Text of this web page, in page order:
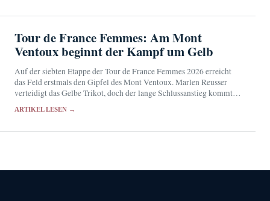
Tour de France Femmes: Am Mont
Ventoux beginnt der Kampf um Gelb
Auf der siebten Etappe der Tour de France Femmes 2026 erreicht
das Feld erstmals den Gipfel des Mont Ventoux. Marlen Reusser
verteidigt das Gelbe Trikot, doch der lange Schlussanstieg kommt
ARTIKEL LESEN →